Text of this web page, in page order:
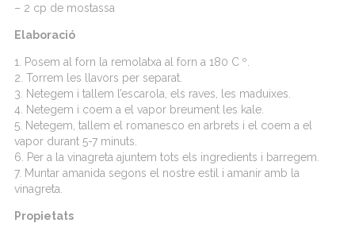
– 2 cp de mostassa
Elaboració
1. Posem al forn la remolatxa al forn a 180 C º.
2. Torrem les llavors per separat.
3. Netegem i tallem l’escarola, els raves, les maduixes.
4. Netegem i coem a el vapor breument les kale.
5. Netegem, tallem el romanesco en arbrets i el coem a el
vapor durant 5-7 minuts.
6. Per a la vinagreta ajuntem tots els ingredients i barregem.
7. Muntar amanida segons el nostre estil i amanir amb la
vinagreta.
Propietats